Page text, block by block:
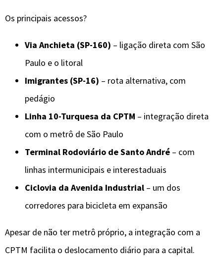
Os principais acessos?
Via Anchieta (SP-160) – ligação direta com São
Paulo e o litoral
Imigrantes (SP-16) – rota alternativa, com
pedágio
Linha 10-Turquesa da CPTM – integração direta
com o metrô de São Paulo
Terminal Rodoviário de Santo André – com
linhas intermunicipais e interestaduais
Ciclovia da Avenida Industrial – um dos
corredores para bicicleta em expansão
Apesar de não ter metrô próprio, a integração com a
CPTM facilita o deslocamento diário para a capital.